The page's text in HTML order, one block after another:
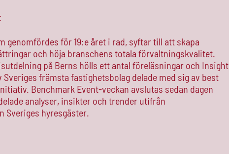
genomfördes för 19:e året i rad, syftar till att skapa
och höja branschens totala förvaltningskvalitet.
på Berns hölls ett antal föreläsningar och Insight
Sveriges främsta fastighetsbolag delade med sig av best
Benchmark Event-veckan avslutas sedan dagen
analyser, insikter och trender utifrån
Sveriges hyresgäster.